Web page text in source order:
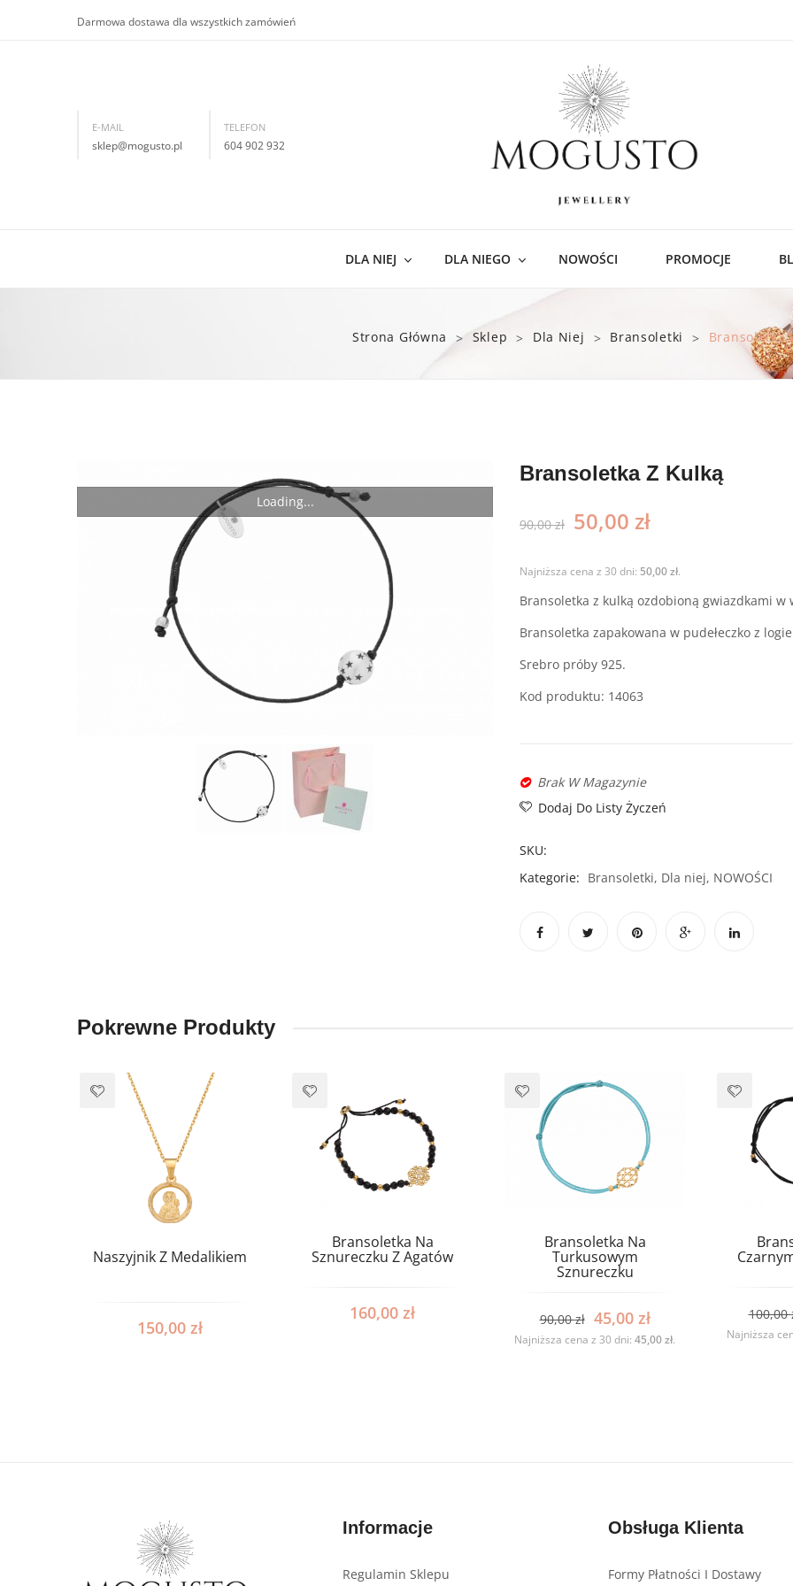
Darmowa dostawa dla wszystkich zamówień
E-MAIL
sklep@mogusto.pl
TELEFON
604 902 932
DLA NIEJ DLA NIEGO NOWOŚCI PROMOCJE
Strona Główna > Sklep > Dla Niej > Bransoletki > Bransoletka
Loading...
Bransoletka Z Kulką
90,00zł 50,00 zł
Najniższa cena z 30 dni: 50,00zł.
Bransoletka z kulką ozdobioną gwiazdkami
Bransoletka zapakowana w pudełeczko z
Srebro próby 925.
Kod produktu: 14063
Brak W Magazynie
Dodaj Do Listy Życzeń
SKU:
Kategorie: Bransoletki, Dla niej, NOWOŚCI
Pokrewne Produkty
Naszyjnik Z Medalikiem
150,00 zł
Bransoletka Na
Sznureczku Z Agatów
160,00 zł
Bransoletka Na
Turkusowym
Sznureczku
90,00zł 45,00 zł
Najniższa cena z 30 dni: 45,00zł.
100,00
Najniższa
Informacje
Regulamin Sklepu
Obsługa Klienta
Formy Płatności I Dostawy